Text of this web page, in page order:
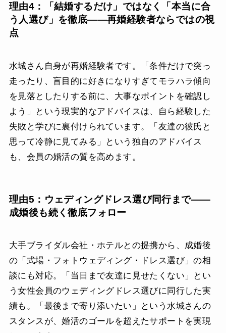
理由4：「結婚するだけ」ではなく「本当に合
う人選び」を徹底——再婚経験者ならではの視
点
水城さん自身が再婚経験者です。「条件だけで突っ
走ったり、盲目的に好きになりすぎてモラハラ傾向
を見落としたりする前に、大事なポイントを確認し
よう」という現実的なアドバイスは、自ら経験した
失敗と学びに裏付けられています。「友達の彼氏と
思って冷静に見てみる」という独自のアドバイス
も、会員の婚活の質を高めます。
理由5：ウェディングドレス選び同行まで——
成婚後も続く徹底フォロー
大手ブライダル会社・ホテルとの提携から、成婚後
の「式場・フォトウェディング・ドレス選び」の相
談にも対応。「当日まで友達に見せたくない」とい
う女性会員のウェディングドレス選びに同行した実
績も。「最後まで寄り添いたい」という水城さんの
スタンスが、婚活のゴールを超えたサポートを実現